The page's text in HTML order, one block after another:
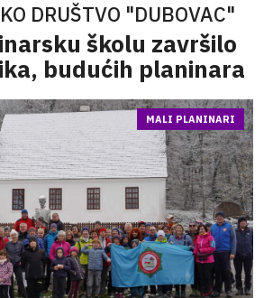
DRUŠTVO "DUBOVAC"
školu završilo
budućih planinara
MALI PLANINARI